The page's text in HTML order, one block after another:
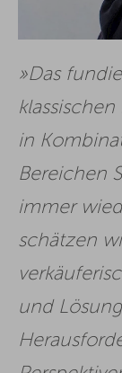
Das
in
Bereichen
immer
schätzen
und